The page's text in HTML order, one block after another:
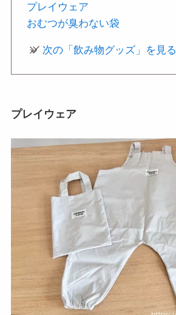
プレイウェア
おむつが臭わない袋
次の「飲み物グッズ」を見る
プレイウェア